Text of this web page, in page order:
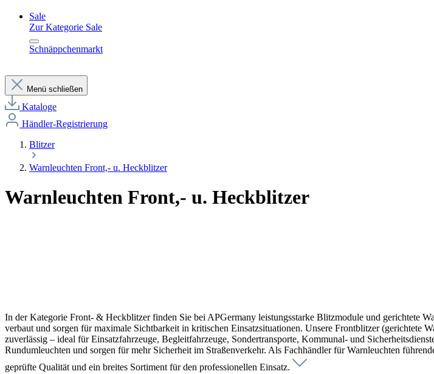
Sale
Zur Kategorie Sale
Schnäppchenmarkt
Menü schließen
Kataloge
Händler-Registrierung
Blitzer
Warnleuchten Front,- u. Heckblitzer
Warnleuchten Front,- u. Heckblitzer
In der Kategorie Front- & Heckblitzer finden Sie bei APGermany leistungsstarke Blitzmodule und gerichtete
verbaut und sorgen für maximale Sichtbarkeit in kritischen Einsatzsituationen. Unsere Frontblitzer (gerichtete
zuverlässig – ideal für Einsatzfahrzeuge, Begleitfahrzeuge, Sondertransporte, Kommunal- und
Rundumleuchten und sorgen für mehr Sicherheit im Straßenverkehr. Als Fachhändler für Warnleuchten
geprüfte Qualität und ein breites Sortiment für den professionellen Einsatz.